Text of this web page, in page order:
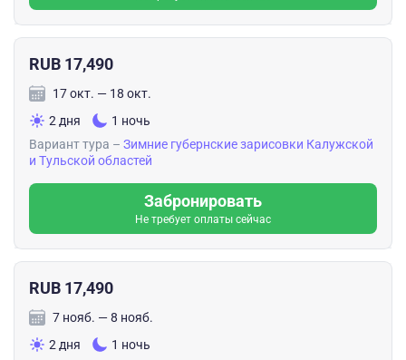
RUB 17,490
17 окт. — 18 окт.
2 дня
1 ночь
Вариант тура – Зимние губернские зарисовки Калужской
и Тульской областей
Забронировать
Не требует оплаты сейчас
RUB 17,490
7 нояб. — 8 нояб.
2 дня
1 ночь